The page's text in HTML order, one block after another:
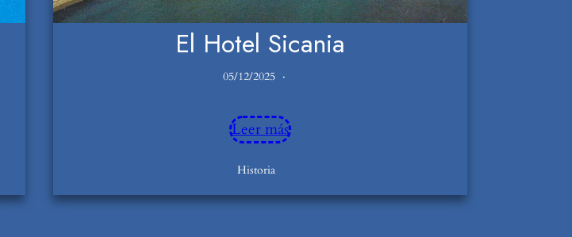
El Hotel Sicania
05/12/2025
Historia
Leer más